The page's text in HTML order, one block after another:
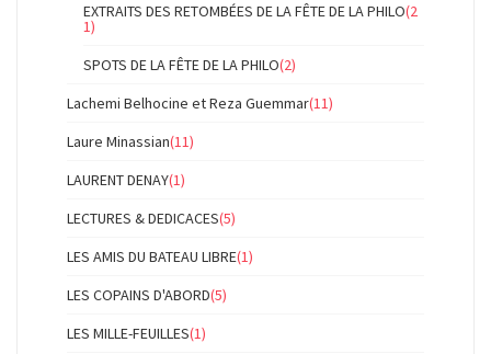
EXTRAITS DES RETOMBÉES DE LA FÊTE DE LA PHILO(2
1)
SPOTS DE LA FÊTE DE LA PHILO(2)
Lachemi Belhocine et Reza Guemmar(11)
Laure Minassian(11)
LAURENT DENAY(1)
LECTURES & DEDICACES(5)
LES AMIS DU BATEAU LIBRE(1)
LES COPAINS D'ABORD(5)
LES MILLE-FEUILLES(1)